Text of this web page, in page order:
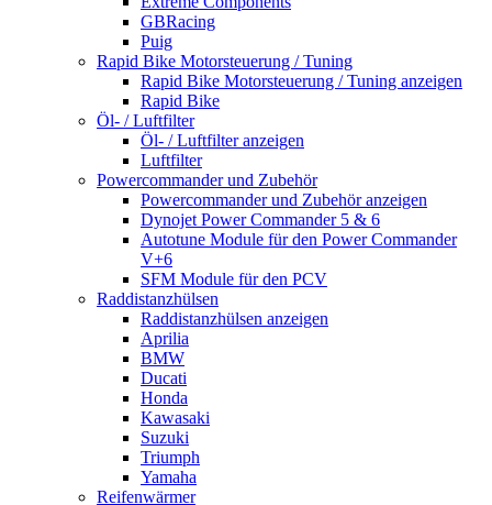
GBRacing
Puig
Rapid Bike Motorsteuerung / Tuning
Rapid Bike Motorsteuerung / Tuning anzeigen
Rapid Bike
Öl- / Luftfilter
Öl- / Luftfilter anzeigen
Luftfilter
Powercommander und Zubehör
Powercommander und Zubehör anzeigen
Dynojet Power Commander 5 & 6
Autotune Module für den Power Commander
V+6
SFM Module für den PCV
Raddistanzhülsen
Raddistanzhülsen anzeigen
Aprilia
BMW
Ducati
Honda
Kawasaki
Suzuki
Triumph
Yamaha
Reifenwärmer